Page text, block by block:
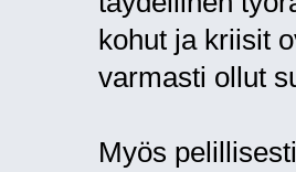
kohut ja kriisit
varmasti ollut
Myös